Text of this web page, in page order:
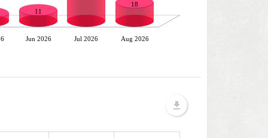
11
18
Jun 2026 Jul 2026 Aug 2026